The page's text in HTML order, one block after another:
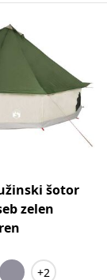
šotor
zelen
+2